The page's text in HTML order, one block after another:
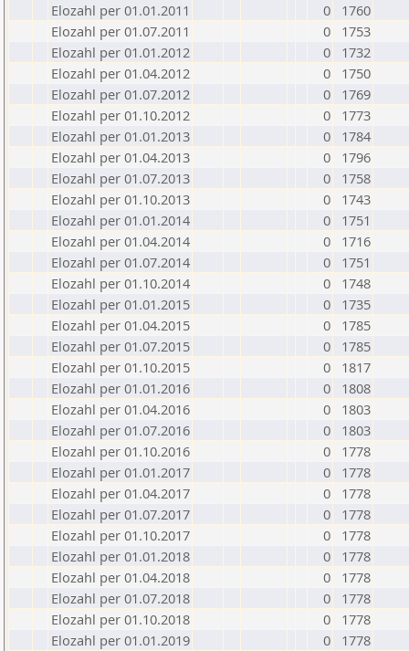
Elozahl per 01.01.2011
0
1760
Elozahl per 01.07.2011
0
1753
Elozahl per 01.01.2012
0
1732
Elozahl per 01.04.2012
0
1750
Elozahl per 01.07.2012
0
1769
Elozahl per 01.10.2012
0
1773
Elozahl per 01.01.2013
0
1784
Elozahl per 01.04.2013
0
1796
Elozahl per 01.07.2013
0
1758
Elozahl per 01.10.2013
0
1743
Elozahl per 01.01.2014
0
1751
Elozahl per 01.04.2014
0
1716
Elozahl per 01.07.2014
0
1751
Elozahl per 01.10.2014
0
1748
Elozahl per 01.01.2015
0
1735
Elozahl per 01.04.2015
0
1785
Elozahl per 01.07.2015
0
1785
Elozahl per 01.10.2015
0
1817
Elozahl per 01.01.2016
0
1808
Elozahl per 01.04.2016
0
1803
Elozahl per 01.07.2016
0
1803
Elozahl per 01.10.2016
0
1778
Elozahl per 01.01.2017
0
1778
Elozahl per 01.04.2017
0
1778
Elozahl per 01.07.2017
0
1778
Elozahl per 01.10.2017
0
1778
Elozahl per 01.01.2018
0
1778
Elozahl per 01.04.2018
0
1778
Elozahl per 01.07.2018
0
1778
Elozahl per 01.10.2018
0
1778
Elozahl per 01.01.2019
0
1778